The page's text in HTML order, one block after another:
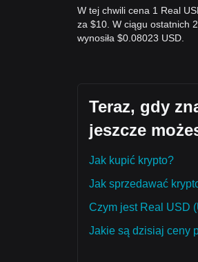
W tej chwili cena 1 Real
za $10. W ciągu ostatnich
wynosiła $0.08023 USD.
Teraz, gdy
jeszcze
Jak kupić krypto?
Jak sprzedawać
Czym jest Real USD
Jakie są dzisiaj ceny